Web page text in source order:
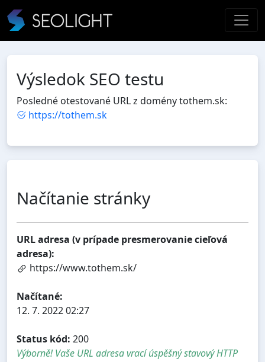
Výsledok SEO testu
Posledné otestované URL z domény tothem.sk:
https://tothem.sk
Načítanie stránky
URL adresa (v prípade presmerovanie cieľová
adresa):
https://www.tothem.sk/
Načítané:
12. 7. 2022 02:27
Status kód: 200
Výborně! Vaše URL adresa vrací úspěšný stavový HTTP